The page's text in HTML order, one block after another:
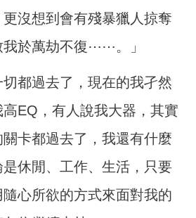
沒想到會有殘暴獵人掠奪
我於萬劫不復⋯⋯。」
都過去了，現在的我孑然
EQ，有人說我大器，其實
卡都過去了，我還有什麼
休閒、工作、生活，只要
心所欲的方式來面對我的